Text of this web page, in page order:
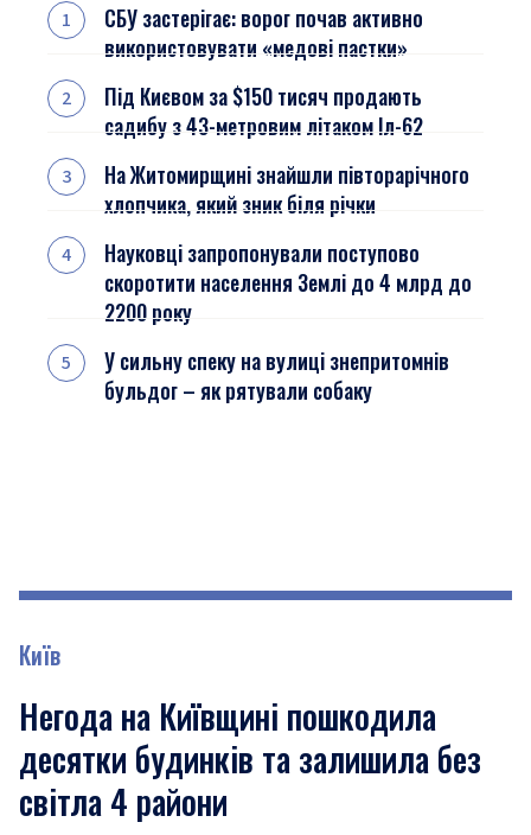
СБУ застерігає: ворог почав активно
використовувати «медові пастки»
Під Києвом за $150 тисяч продають
садибу з 43-метровим літаком Іл-62
На Житомирщині знайшли півторарічного
хлопчика, який зник біля річки
Науковці запропонували поступово
скоротити населення Землі до 4 млрд до
2200 року
У сильну спеку на вулиці знепритомнів
бульдог – як рятували собаку
Київ
Негода на Київщині пошкодила
десятки будинків та залишила без
світла 4 райони